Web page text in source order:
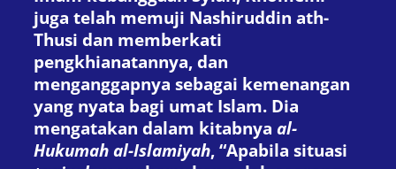
juga telah memuji Nashiruddin ath-
Thusi dan memberkati
pengkhianatannya, dan
menganggapnya sebagai kemenangan
yang nyata bagi umat Islam. Dia
mengatakan dalam kitabnya al-
Hukumah al-Islamiyah, “Apabila situasi